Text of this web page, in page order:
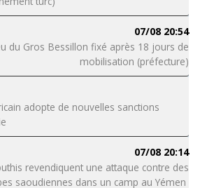
07/08 20:54
du Gros Bessillon fixé après 18 jours de
mobilisation (préfecture)
adopte de nouvelles sanctions
07/08 20:14
revendiquent une attaque contre des
saoudiennes dans un camp au Yémen